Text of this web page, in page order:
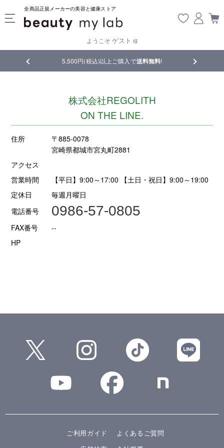
全商品正規メーカーの美容と健康ストア
ようこそ ゲスト 様
5,500円(税込)以上ご購入で送料無料! 【重要】
株式会社REGOLITH
ON THE LINE.
住所
〒885-0078
宮崎県都城市宮丸町2881
アクセス
営業時間
【平日】9:00～17:00 【土日・祝日】9:00～19:00
定休日
毎週月曜日
電話番号
0986-57-0805
FAX番号
--
HP
ご利用ガイド
よくあるご質問